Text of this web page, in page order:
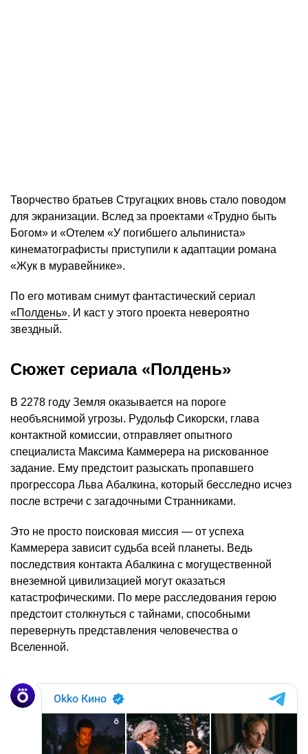
Творчество братьев Стругацких вновь стало поводом
для экранизации. Вслед за проектами «Трудно быть
Богом» и «Отелем «У погибшего альпиниста»
кинематографисты приступили к адаптации романа
«Жук в муравейнике».
По его мотивам снимут фантастический сериал
«Полдень». И каст у этого проекта невероятно
звездный.
Сюжет сериала «Полдень»
В 2278 году Земля оказывается на пороге
необъяснимой угрозы. Рудольф Сикорски, глава
контактной комиссии, отправляет опытного
специалиста Максима Каммерера на рискованное
задание. Ему предстоит разыскать пропавшего
прогрессора Льва Абалкина, который бесследно исчез
после встречи с загадочными Странниками.
Это не просто поисковая миссия — от успеха
Каммерера зависит судьба всей планеты. Ведь
последствия контакта Абалкина с могущественной
внеземной цивилизацией могут оказаться
катастрофическими. По мере расследования герою
предстоит столкнуться с тайнами, способными
перевернуть представления человечества о
Вселенной.